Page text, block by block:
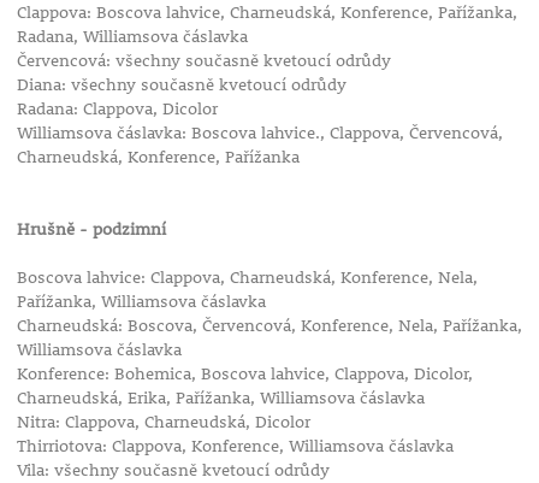
Clappova: Boscova lahvice, Charneudská, Konference, Pařížanka,
Radana, Williamsova čáslavka
Červencová: všechny současně kvetoucí odrůdy
Diana: všechny současně kvetoucí odrůdy
Radana: Clappova, Dicolor
Williamsova čáslavka: Boscova lahvice., Clappova, Červencová,
Charneudská, Konference, Pařížanka
Hrušně - podzimní
Boscova lahvice: Clappova, Charneudská, Konference, Nela,
Pařížanka, Williamsova čáslavka
Charneudská: Boscova, Červencová, Konference, Nela, Pařížanka,
Williamsova čáslavka
Konference: Bohemica, Boscova lahvice, Clappova, Dicolor,
Charneudská, Erika, Pařížanka, Williamsova čáslavka
Nitra: Clappova, Charneudská, Dicolor
Thirriotova: Clappova, Konference, Williamsova čáslavka
Vila: všechny současně kvetoucí odrůdy